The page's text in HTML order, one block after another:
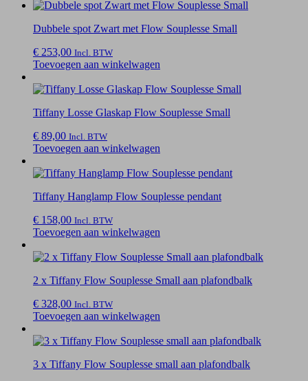
Dubbele spot Zwart met Flow Souplesse Small
€ 253,00 Incl. BTW
Toevoegen aan winkelwagen
Tiffany Losse Glaskap Flow Souplesse Small
€ 89,00 Incl. BTW
Toevoegen aan winkelwagen
Tiffany Hanglamp Flow Souplesse pendant
€ 158,00 Incl. BTW
Toevoegen aan winkelwagen
2 x Tiffany Flow Souplesse Small aan plafondbalk
€ 328,00 Incl. BTW
Toevoegen aan winkelwagen
3 x Tiffany Flow Souplesse small aan plafondbalk